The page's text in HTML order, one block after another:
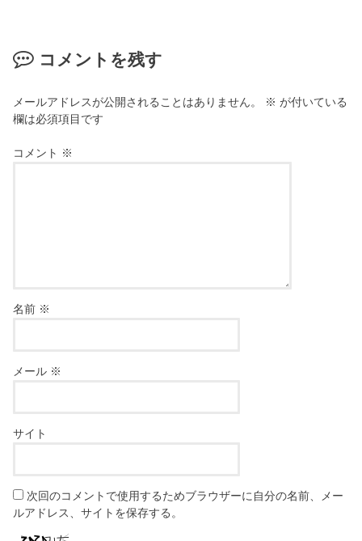
コメントを残す
メールアドレスが公開されることはありません。 ※ が付いている
欄は必須項目です
コメント ※
名前 ※
メール ※
サイト
次回のコメントで使用するためブラウザーに自分の名前、メー
ルアドレス、サイトを保存する。